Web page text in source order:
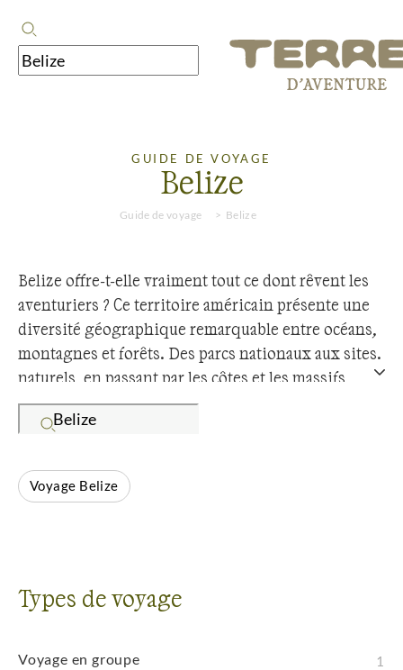
GUIDE DE VOYAGE
Belize
Guide de voyage Belize
Belize offre-t-elle vraiment tout ce dont rêvent les
aventuriers ? Ce territoire américain présente une
diversité géographique remarquable entre océans,
montagnes et forêts. Des parcs nationaux aux sites
naturels, en passant par les côtes et les massifs
montagneux, la région déploie des
environnements variés. Que vous pratiquiez la
nautiques ou l'exploration, cette destination vous
promet des aventures dans des décors grandioses.
Voyage Belize
Types de voyage
Voyage en groupe 1